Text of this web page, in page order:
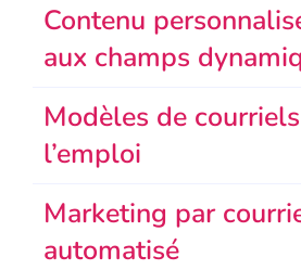
Contenu
aux champs
Modèles de
l’emploi
Marketing par
automatisé